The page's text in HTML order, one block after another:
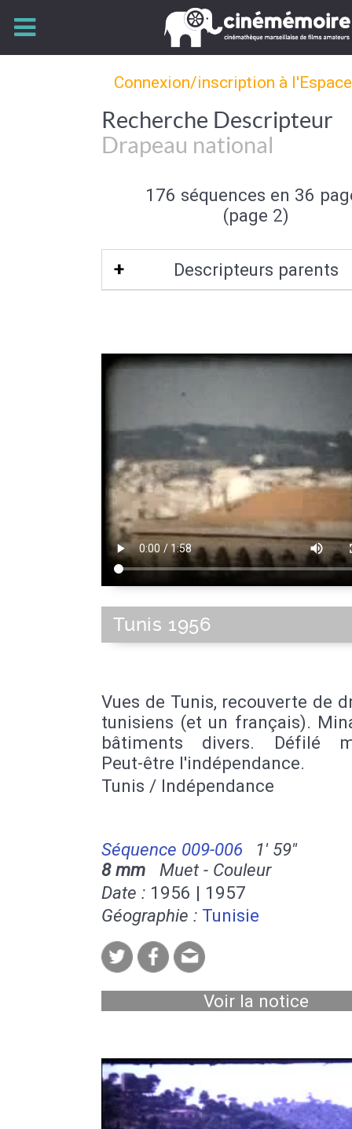
Connexion/inscription à
Recherche Descripteur
Drapeau national
176 séquences en 36
(page 2)
Descripteurs parents
Tunis 1956
Vues de Tunis, recouverte de
tunisiens (et un français).
bâtiments divers. Défilé
Peut-être l'indépendance.
Tunis / Indépendance
Séquence 009-006
1' 59''
8 mm Muet - Couleur
Date : 1956 | 1957
Géographie : Tunisie
Voir la notice